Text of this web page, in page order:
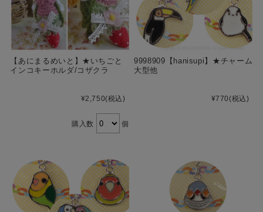
【あにまるめいと】★いちごと
インコキーホルダ/コザクラ
¥2,750(税込)
購入数 個
9998909【hanisupi】★チャーム
大型他
¥770(税込)